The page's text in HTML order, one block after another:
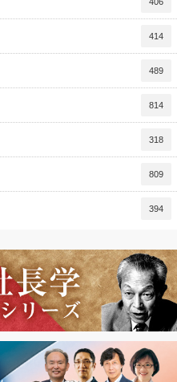
414
489
814
318
809
394